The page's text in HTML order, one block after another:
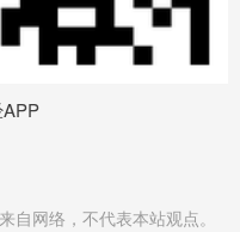
自网络，不代表本站观点。